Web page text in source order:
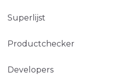
Superlijst
Productchecker
Developers